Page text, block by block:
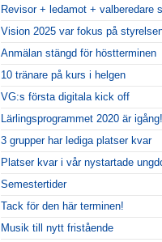
Revisor + ledamot + valberedare
Vision 2025 var fokus på
Anmälan stängd för höstterminen
10 tränare på kurs i helgen
VG:s första digitala kick off
Lärlingsprogrammet 2020 är igång!
3 grupper har lediga platser kvar
Platser kvar i vår nystartade
Semestertider
Tack för den här terminen!
Musik till nytt fristående